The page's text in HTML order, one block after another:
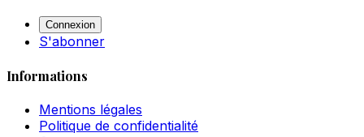
Connexion
S'abonner
Informations
Mentions légales
Politique de confidentialité